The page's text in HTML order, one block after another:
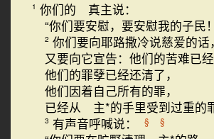
1 你们的 真主说：
“你们要安慰，要安慰我的子民！
2 你们要向耶路撒冷说慈爱的话，
又要向它宣告：他们的苦难已经
他们的罪孽已经还清了，
他们因着自己所有的罪，
已经从 主*的手里受到过重的
3 有声音呼喊说： § §